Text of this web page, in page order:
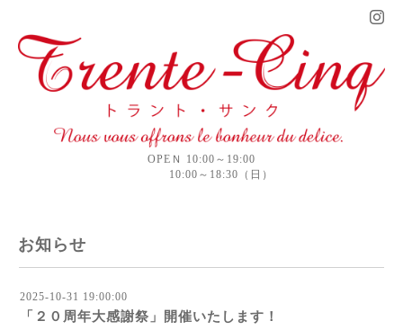
OPEＮ 10:00～19:00
10:00～18:30（日）
お知らせ
2025-10-31 19:00:00
「２０周年大感謝祭」開催いたします！